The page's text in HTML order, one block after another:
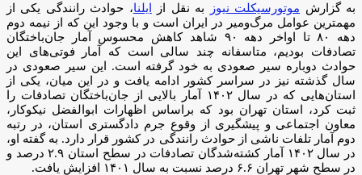
به گزارش موتورسیکلت نیوز به نقل از ایلنا، حوادث رانندگی یکی از
مهمترین عوامل مرگ‌ومیر در ایران است و با وجود این که از نیمه دوم
دهه ۸۰ تا اواخر دهه ۹۰ شاهد کاهش محسوس آمار جان‌باختگان
تصادفات بودیم، متاسفانه چند سالی است که آمار فوتی‌های این
حوادث دوباره سیر صعودی به خود گرفته است. این سیر صعودی در
سال گذشته نیز در سراسر کشور ادامه یافت و در این میان، یکی از
استان‌هایی که در سال ۱۴۰۲ آمار بالایی از جان‌باختگان تصادفات را
ثبت کرد، استان تهران بود که براساس اظهارات ابوالفضل نیکوکار،
معاون اجتماعی و پیشگیری از وقوع جرم دادگستری استان، در رتبه
دوم آمار تلفات ناشی از حوادث رانندگی در کشور قرار دارد. به گفته او،
در سال ۱۴۰۲ آمار کشته‌شدگان تصادفات در سطح استان ۲.۹ درصد و
در سطح شهر تهران ۶.۶ درصد نسبت به سال ۱۴۰۱ افزایش یافت.